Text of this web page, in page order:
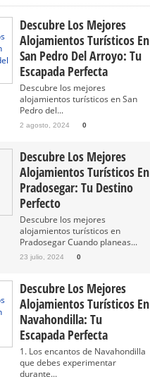
Descubre Los Mejores
Alojamientos Turísticos En
San Pedro Del Arroyo: Tu
Escapada Perfecta
Descubre los mejores
alojamientos turísticos en San
Pedro del...
2 agosto, 2024 0
Descubre Los Mejores
Alojamientos Turísticos En
Pradosegar: Tu Destino
Perfecto
Descubre los mejores
alojamientos turísticos en
Pradosegar Cuando planeas...
23 julio, 2024 0
Descubre Los Mejores
Alojamientos Turísticos En
Navahondilla: Tu
Escapada Perfecta
1. Los encantos de Navahondilla
que debes experimentar
durante...